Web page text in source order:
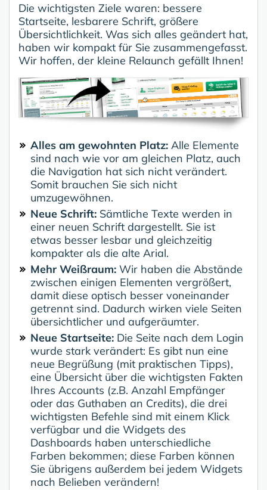
Die wichtigsten Ziele waren: bessere
Startseite, lesbarere Schrift, größere
Übersichtlichkeit. Was sich alles geändert hat,
haben wir kompakt für Sie zusammengefasst.
Wir hoffen, der kleine Relaunch gefällt Ihnen!
Alles am gewohnten Platz: Alle Elemente
sind nach wie vor am gleichen Platz, auch
die Navigation hat sich nicht verändert.
Somit brauchen Sie sich nicht
umzugewöhnen.
Neue Schrift: Sämtliche Texte werden in
einer neuen Schrift dargestellt. Sie ist
etwas besser lesbar und gleichzeitig
kompakter als die alte Arial.
Mehr Weißraum: Wir haben die Abstände
zwischen einigen Elementen vergrößert,
damit diese optisch besser voneinander
getrennt sind. Dadurch wirken viele Seiten
übersichtlicher und aufgeräumter.
Neue Startseite: Die Seite nach dem Login
wurde stark verändert: Es gibt nun eine
neue Begrüßung (mit praktischen Tipps),
eine Übersicht über die wichtigsten Fakten
Ihres Accounts (z.B. Anzahl Empfänger
oder das Guthaben an Credits), die drei
wichtigsten Befehle sind mit einem Klick
verfügbar und die Widgets des
Dashboards haben unterschiedliche
Farben bekommen; diese Farben können
Sie übrigens außerdem bei jedem Widgets
nach Belieben verändern!